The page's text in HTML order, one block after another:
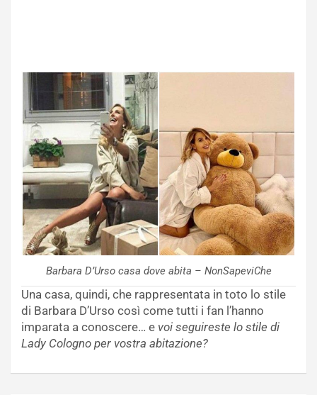
Barbara D’Urso casa dove abita – NonSapeviChe
Una casa, quindi, che rappresentata in toto lo stile
di Barbara D’Urso così come tutti i fan l’hanno
imparata a conoscere… e voi seguireste lo stile di
Lady Cologno per vostra abitazione?